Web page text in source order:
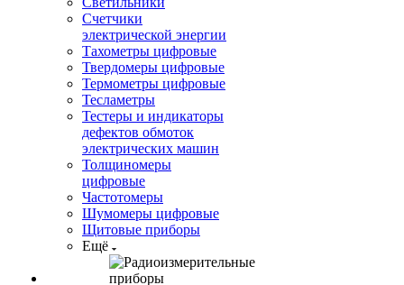
Счетчики
электрической энергии
Тахометры цифровые
Твердомеры цифровые
Термометры цифровые
Тесламетры
Тестеры и индикаторы
дефектов обмоток
электрических машин
Толщиномеры
цифровые
Частотомеры
Шумомеры цифровые
Щитовые приборы
Ещё